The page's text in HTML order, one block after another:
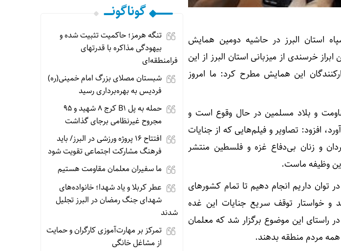
استان البرز در حاشیه دومین همایش
خرسندی از میزبانی استان البرز از این
این همایش مطرح کرد: ما امروز
و بلاد مسلمین در حال وقوع است و
افزود: تصاویر و فیلم‌هایی که از جنایات
و زنان بی‌دفاع غزه و فلسطین منتشر
وظیفه ماست.
توان داریم انجام دهیم تا تمام کشورهای
و خواستار توقف سریع جنایات این غده
این موضوع برگزار شد که معلمان
همه مردم منطقه بدهند.
گوناگونـــــ
تنگه هرمز؛ حاکمیت تثبیت شده و
بیهودگی مذاکره با قدرتهای
فرامنطقه‌ای
شبستان مصلای بزرگ امام خمینی(ره)
فردیس به بهره‌برداری رسید
حمله به پل B1 کرج ۸ شهید و ۹۵
مجروح غیرنظامی برجای گذاشت
افتتاح ۱۶ پروژه ورزشی در البرز/ باید
فرهنگ مشارکت اجتماعی تقویت شود
ما سفیران معلمان مقاومت هستیم
عطر کربلا و یاد شهدا؛ خانواده‌های
شهدای جنگ رمضان در البرز تجلیل
شدند
تمرکز بر مهارت‌آموزی کارگران و حمایت
از مشاغل خانگی